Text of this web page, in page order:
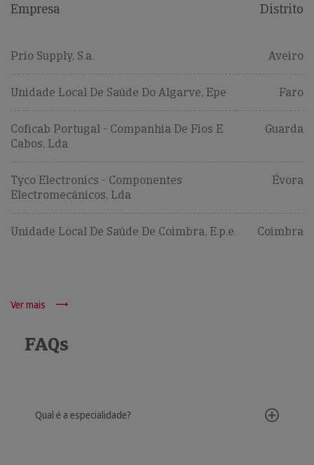
Empresa Distrito
Prio Supply, S.a. Aveiro
Unidade Local De Saúde Do Algarve, Epe Faro
Coficab Portugal - Companhia De Fios E
Cabos, Lda
Guarda
Tyco Electronics - Componentes
Electromecânicos, Lda
Évora
Unidade Local De Saúde De Coimbra, E.p.e. Coimbra
Ver mais
FAQs
Qual é a especialidade?